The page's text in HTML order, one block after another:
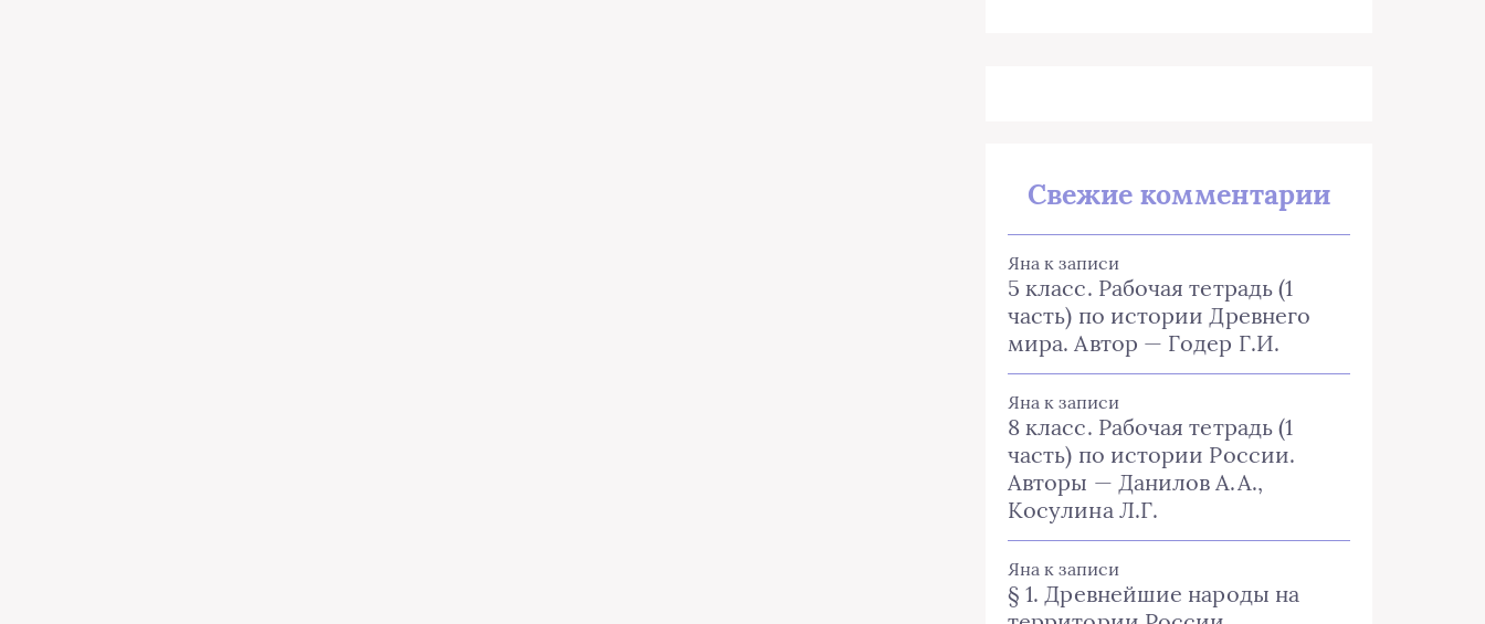
Свежие комментарии
Яна к записи
5 класс. Рабочая тетрадь (1
часть) по истории Древнего
мира. Автор — Годер Г.И.
Яна к записи
8 класс. Рабочая тетрадь (1
часть) по истории России.
Авторы — Данилов А.А.,
Косулина Л.Г.
Яна к записи
§ 1. Древнейшие народы на